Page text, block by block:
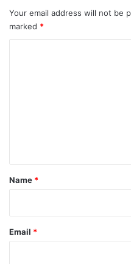
Your email address will not be
marked *
*
Name *
Email *